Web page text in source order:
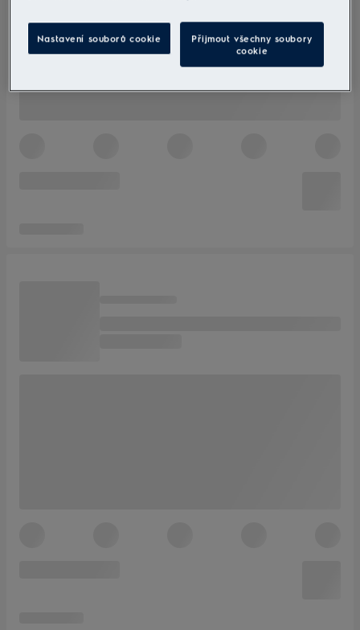
Nastavení souborů cookie
Přijmout všechny soubory
cookie